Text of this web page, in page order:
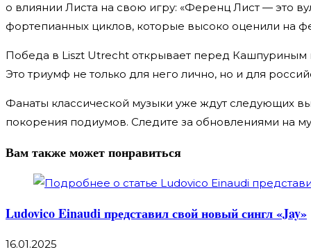
о влиянии Листа на свою игру: «Ференц Лист — это
фортепианных циклов, которые высоко оценили на
Победа в Liszt Utrecht открывает перед Кашпуриным
Это триумф не только для него лично, но и для
Фанаты классической музыки уже ждут следующих
покорения подиумов. Следите за обновлениями на
Вам также может понравиться
Ludovico Einaudi представил свой новый сингл «Jay»
16.01.2025